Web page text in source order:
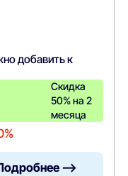
добавить к
Скидка
50% на 2
месяца
—>